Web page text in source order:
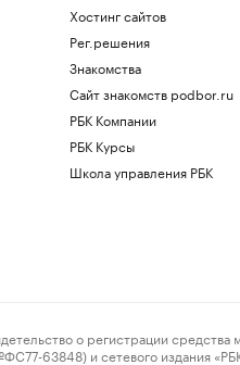
Хостинг сайтов
Рег.решения
Знакомства
Сайт знакомств podbor.ru
РБК Компании
РБК Курсы
Школа управления РБК
о регистрации средства
63848) и сетевого издания